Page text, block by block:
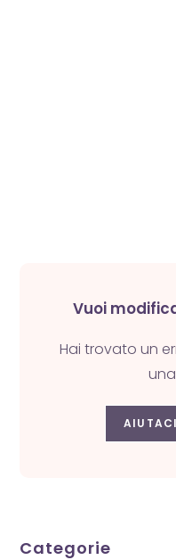
Vuoi
Hai trovato un
Categorie